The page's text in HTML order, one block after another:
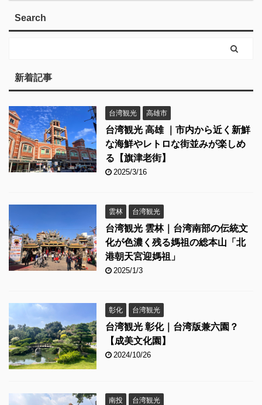
Search
新着記事
台湾観光 高雄市
台湾観光 高雄 ｜市内から近く新鮮
な海鮮やレトロな街並みが楽しめ
る【旗津老街】
2025/3/16
雲林 台湾観光
台湾観光 雲林｜台湾南部の伝統文
化が色濃く残る媽祖の総本山「北
港朝天宮迎媽祖」
2025/1/3
彰化 台湾観光
台湾観光 彰化｜台湾版兼六園？
【成美文化園】
2024/10/26
南投 台湾観光